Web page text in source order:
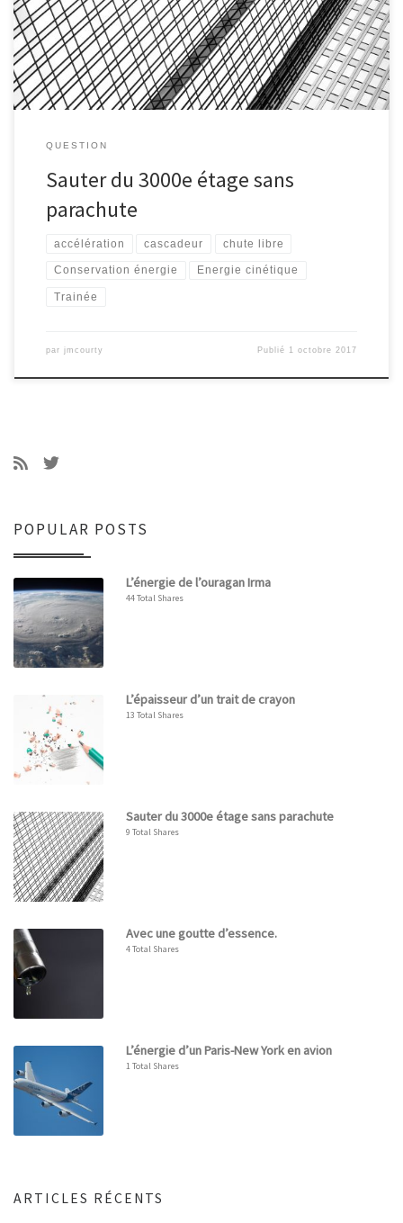
qui stoppe sa chute ?
QUESTION
Sauter du 3000e étage sans
parachute
accélération cascadeur chute libre
Conservation énergie Energie cinétique
Trainée
par jmcourty Publié 1 octobre 2017
POPULAR POSTS
L’énergie de l’ouragan Irma
44 Total Shares
L’épaisseur d’un trait de crayon
13 Total Shares
Sauter du 3000e étage sans parachute
9 Total Shares
Avec une goutte d’essence.
4 Total Shares
L’énergie d’un Paris-New York en avion
1 Total Shares
ARTICLES RÉCENTS